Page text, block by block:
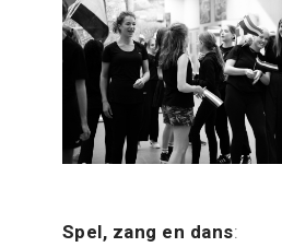
Spel, zang en dans: